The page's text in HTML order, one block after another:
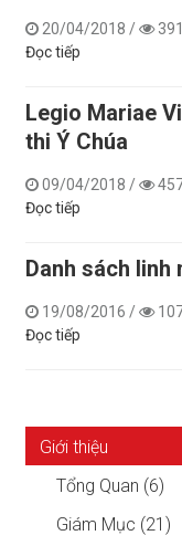
20/04/2018 /
Đọc tiếp
Legio Mariae
thi Ý Chúa
09/04/2018 /
Đọc tiếp
Danh sách linh
19/08/2016 /
Đọc tiếp
Giới thiệu
Tổng Quan (6)
Giám Mục (21)